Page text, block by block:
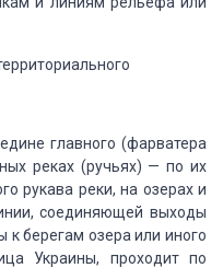
главного (фарватера
реках(ручьях) — по их
рукава реки, на озерах и
соединяющей выходы
кберегам озера или иного
Украины, проходит по